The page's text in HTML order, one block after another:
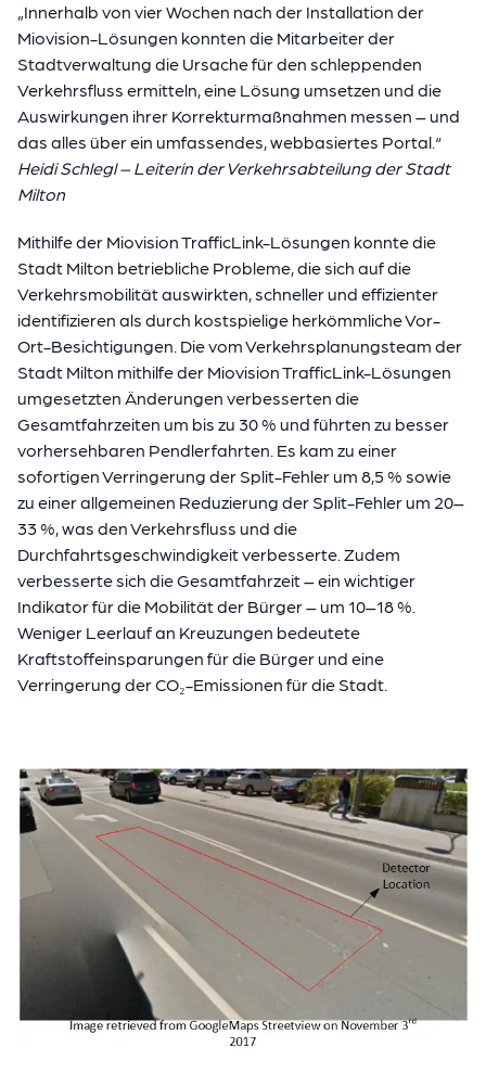
„Innerhalb von vier Wochen nach der Installation der
Miovision-Lösungen konnten die Mitarbeiter der
Stadtverwaltung die Ursache für den schleppenden
Verkehrsfluss ermitteln, eine Lösung umsetzen und die
Auswirkungen ihrer Korrekturmaßnahmen messen – und
das alles über ein umfassendes, webbasiertes Portal.“
Heidi Schlegl – Leiterin der Verkehrsabteilung der Stadt
Milton
Mithilfe der Miovision TrafficLink-Lösungen konnte die
Stadt Milton betriebliche Probleme, die sich auf die
Verkehrsmobilität auswirkten, schneller und effizienter
identifizieren als durch kostspielige herkömmliche Vor-
Ort-Besichtigungen. Die vom Verkehrsplanungsteam der
Stadt Milton mithilfe der Miovision TrafficLink-Lösungen
umgesetzten Änderungen verbesserten die
Gesamtfahrzeiten um bis zu 30 % und führten zu besser
vorhersehbaren Pendlerfahrten. Es kam zu einer
sofortigen Verringerung der Split-Fehler um 8,5 % sowie
zu einer allgemeinen Reduzierung der Split-Fehler um 20–
33 %, was den Verkehrsfluss und die
Durchfahrtsgeschwindigkeit verbesserte. Zudem
verbesserte sich die Gesamtfahrzeit – ein wichtiger
Indikator für die Mobilität der Bürger – um 10–18 %.
Weniger Leerlauf an Kreuzungen bedeutete
Kraftstoffeinsparungen für die Bürger und eine
Verringerung der CO₂-Emissionen für die Stadt.